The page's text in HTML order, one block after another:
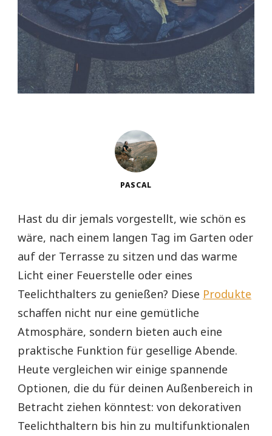
PASCAL
Hast du dir jemals vorgestellt, wie schön es
wäre, nach einem langen Tag im Garten oder
auf der Terrasse zu sitzen und das warme
Licht einer Feuerstelle oder eines
Teelichthalters zu genießen? Diese Produkte
schaffen nicht nur eine gemütliche
Atmosphäre, sondern bieten auch eine
praktische Funktion für gesellige Abende.
Heute vergleichen wir einige spannende
Optionen, die du für deinen Außenbereich in
Betracht ziehen könntest: von dekorativen
Teelichthaltern bis hin zu multifunktionalen